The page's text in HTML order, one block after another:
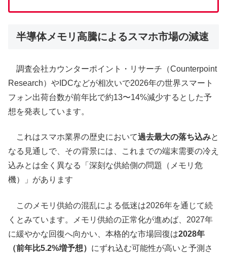
半導体メモリ高騰によるスマホ市場の減速
調査会社カウンターポイント・リサーチ（Counterpoint
Research）やIDCなどが相次いで2026年の世界スマート
フォン出荷台数が前年比で約13〜14%減少するとした予
想を発表しています。
これはスマホ業界の歴史において過去最大の落ち込みと
なる見通しで、その背景には、これまでの端末需要の冷え
込みとは全く異なる「深刻な供給側の問題（メモリ危
機）」があります
このメモリ供給の混乱による低迷は2026年を通じて続
くとみています。メモリ供給の正常化が進めば、2027年
に緩やかな回復へ向かい、本格的な市場回復は2028年
（前年比5.2%増予想） にずれ込む可能性が高いと予測さ